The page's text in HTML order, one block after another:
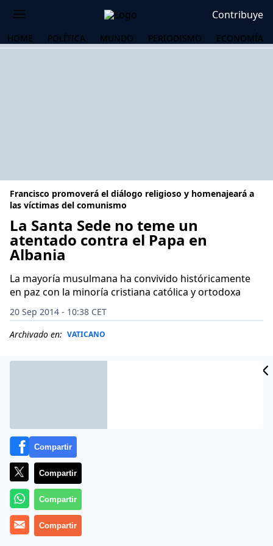
Contribuye
HOME POLÍTICA MUNDO PERIODISMO ECONOMÍA
Francisco promoverá el diálogo religioso y homenajeará a
las víctimas del comunismo
La Santa Sede no teme un
atentado contra el Papa en
Albania
La mayoría musulmana ha convivido históricamente
en paz con la minoría cristiana católica y ortodoxa
20 Sep 2014 - 10:38 CET
Archivado en: VATICANO
El Vaticanono teme atentados contra el Papa
Compartir
Compartir
Compartir
Compartir